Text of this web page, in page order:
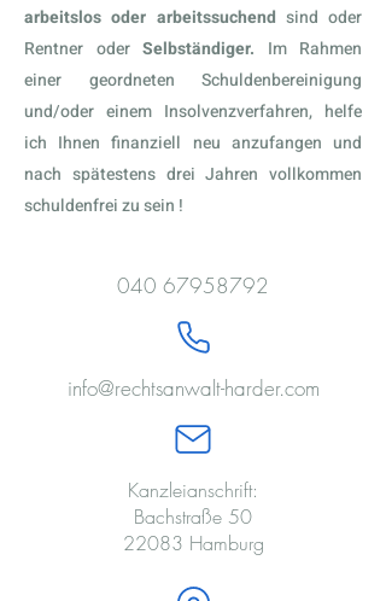
arbeitslos oder arbeitssuchend sind oder
Rentner oder Selbständiger. Im Rahmen
einer geordneten Schuldenbereinigung
und/oder einem Insolvenzverfahren, helfe
ich Ihnen finanziell neu anzufangen und
nach spätestens drei Jahren vollkommen
schuldenfrei zu sein !
040 67958792
info@rechtsanwalt-harder.com
Kanzleianschrift:
Bachstraße 50
22083 Hamburg